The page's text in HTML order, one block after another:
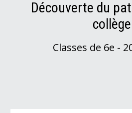
Découverte du
collège
Classes de 6e -